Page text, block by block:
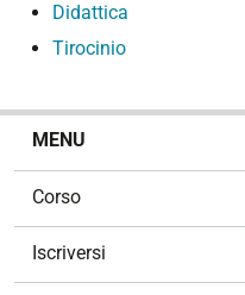
Didattica
Tirocinio
MENU
Corso
Iscriversi